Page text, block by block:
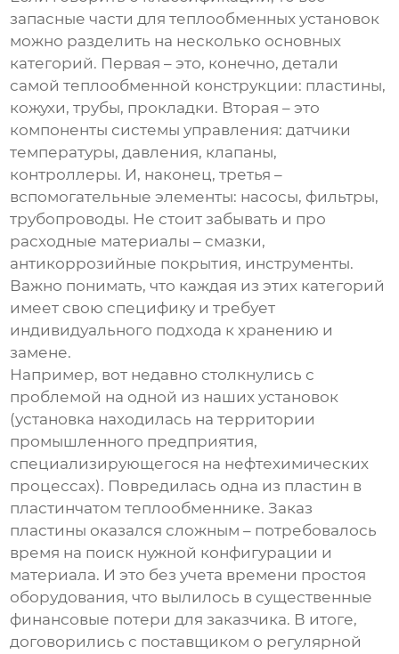
запасные части для теплообменных установок
можно разделить на несколько основных
категорий. Первая – это, конечно, детали
самой теплообменной конструкции: пластины,
кожухи, трубы, прокладки. Вторая – это
компоненты системы управления: датчики
температуры, давления, клапаны,
контроллеры. И, наконец, третья –
вспомогательные элементы: насосы, фильтры,
трубопроводы. Не стоит забывать и про
расходные материалы – смазки,
антикоррозийные покрытия, инструменты.
Важно понимать, что каждая из этих категорий
имеет свою специфику и требует
индивидуального подхода к хранению и
замене.
Например, вот недавно столкнулись с
проблемой на одной из наших установок
(установка находилась на территории
промышленного предприятия,
специализирующегося на нефтехимических
процессах). Повредилась одна из пластин в
пластинчатом теплообменнике. Заказ
пластины оказался сложным – потребовалось
время на поиск нужной конфигурации и
материала. И это без учета времени простоя
оборудования, что вылилось в существенные
финансовые потери для заказчика. В итоге,
договорились с поставщиком о регулярной